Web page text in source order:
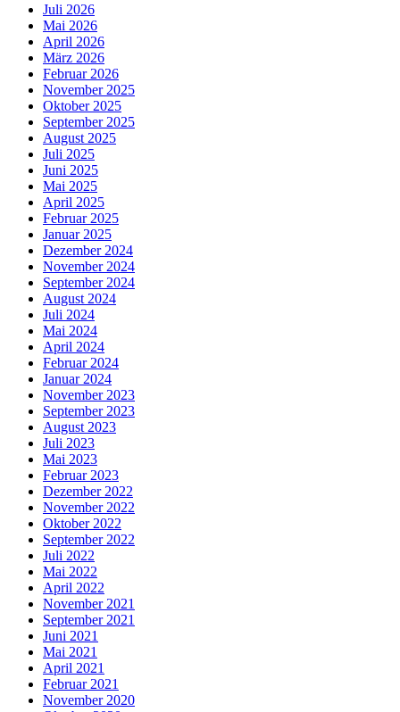
Juli 2026
Mai 2026
April 2026
März 2026
Februar 2026
November 2025
Oktober 2025
September 2025
August 2025
Juli 2025
Juni 2025
Mai 2025
April 2025
Februar 2025
Januar 2025
Dezember 2024
November 2024
September 2024
August 2024
Juli 2024
Mai 2024
April 2024
Februar 2024
Januar 2024
November 2023
September 2023
August 2023
Juli 2023
Mai 2023
Februar 2023
Dezember 2022
November 2022
Oktober 2022
September 2022
Juli 2022
Mai 2022
April 2022
November 2021
September 2021
Juni 2021
Mai 2021
April 2021
Februar 2021
November 2020